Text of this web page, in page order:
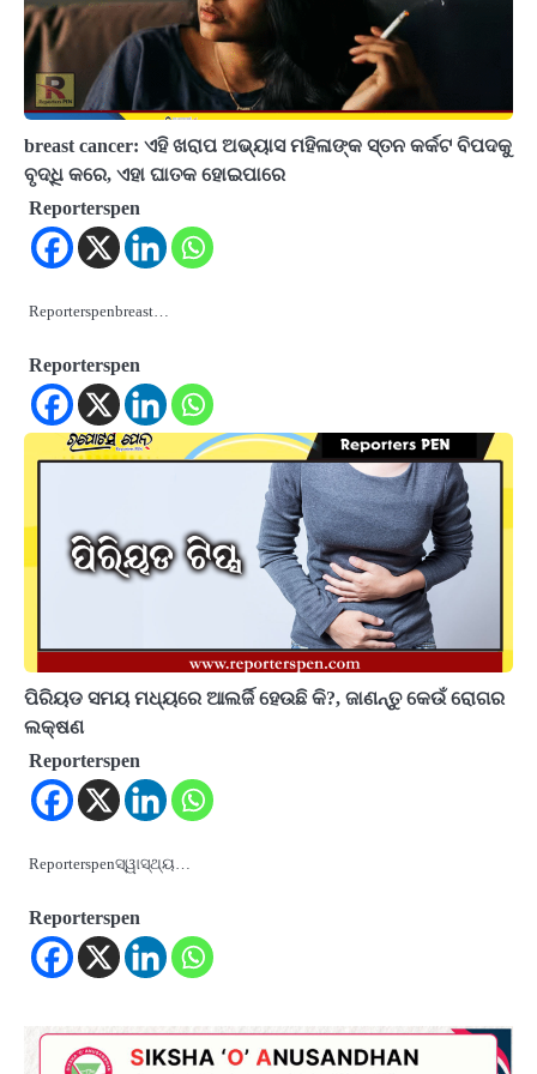
breast cancer: ଏହି ଖରାପ ଅଭ୍ୟାସ ମହିଳାଙ୍କ ସ୍ତନ କର୍କଟ ବିପଦକୁ
ବୃଦ୍ଧି କରେ, ଏହା ଘାତକ ହୋଇପାରେ
Reporterspen
Reporterspenbreast…
Reporterspen
ପିରିୟଡ ସମୟ ମଧ୍ୟରେ ଆଲର୍ଜି ହେଉଛି କି?, ଜାଣନ୍ତୁ କେଉଁ ରୋଗର
ଲକ୍ଷଣ
Reporterspen
Reporterspenସ୍ୱାସ୍ଥ୍ୟ…
Reporterspen